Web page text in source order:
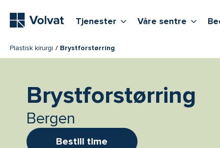
Tjenester Vis flere undernivåer
Våre sentre Vis
Plastisk kirurgi Brystforstørring
Brystforstørring
Bergen
Bestill time